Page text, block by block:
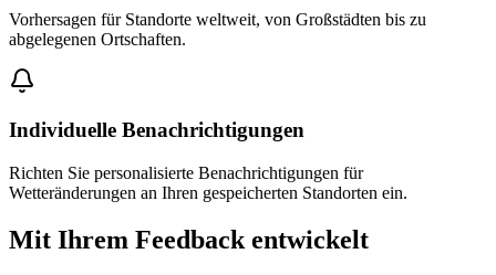
Vorhersagen für Standorte weltweit, von Großstädten bis zu
abgelegenen Ortschaften.
Individuelle Benachrichtigungen
Richten Sie personalisierte Benachrichtigungen für
Wetteränderungen an Ihren gespeicherten Standorten ein.
Mit Ihrem Feedback entwickelt